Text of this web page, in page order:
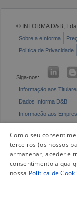
© INFORMA D&B, Lda
Sobre a eInforma
Política de Privacidade
Siga-nos:
Informação aos
Dados Informa D&B
Informação aos
Com o seu
terceiros (os nossos
armazenar, aceder e
consentimento a
nossa Politica de